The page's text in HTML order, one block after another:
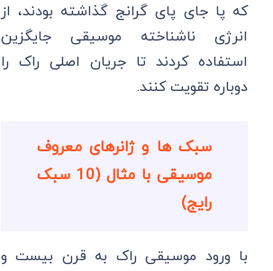
که پا جای پای گرانج گذاشته بودند، از
انرژی ناشناخته موسیقی جایگزین
استفاده کردند تا جریان اصلی راک را
دوباره تقویت کنند.
سبک ها و ژانرهای معروف
موسیقی با مثال (10 سبک
رایج)
با ورود موسیقی راک به قرن بیست و